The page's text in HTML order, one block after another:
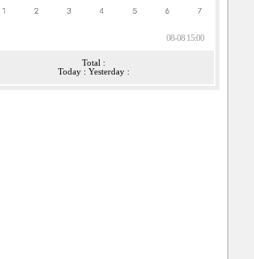
08-08 15:00
Total :
Today : Yesterday :